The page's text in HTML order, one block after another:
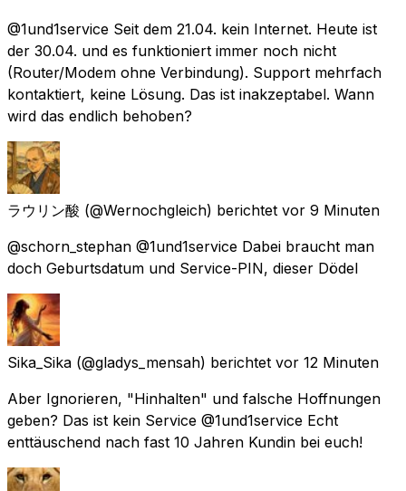
@1und1service Seit dem 21.04. kein Internet. Heute ist
der 30.04. und es funktioniert immer noch nicht
(Router/Modem ohne Verbindung). Support mehrfach
kontaktiert, keine Lösung. Das ist inakzeptabel. Wann
wird das endlich behoben?
ラウリン酸 (@Wernochgleich) berichtet vor 9 Minuten
@schorn_stephan @1und1service Dabei braucht man
doch Geburtsdatum und Service-PIN, dieser Dödel
Sika_Sika (@gladys_mensah) berichtet vor 12 Minuten
Aber Ignorieren, "Hinhalten" und falsche Hoffnungen
geben? Das ist kein Service @1und1service Echt
enttäuschend nach fast 10 Jahren Kundin bei euch!